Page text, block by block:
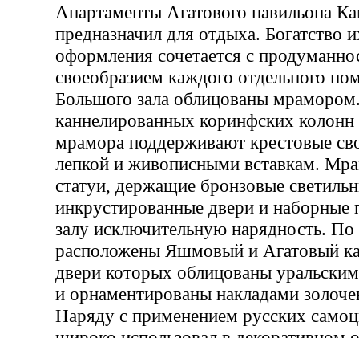
Апартаменты Агатового павильона
предназначил для отдыха. Богатство
оформления сочетается с
своеобразием каждого отдельного
Большого зала облицованы
каннелированных коринфских колонн
мрамора поддерживают крестовые
лепкой и живописными вставкам.
статуи, держащие бронзовые
инкрустированные двери и наборные
залу исключительную нарядность. По
расположены Яшмовый и Агатовый
двери которых облицованы
и орнаментированы накладами
Наряду с применением русских